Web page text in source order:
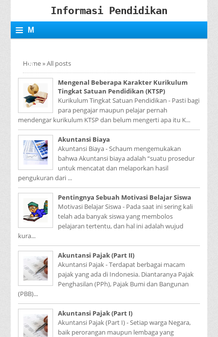
Informasi Pendidikan
≡ M
N
U
Home»All posts
Mengenal Beberapa Karakter Kurikulum
Tingkat Satuan Pendidikan (KTSP)
Kurikulum Tingkat Satuan Pendidikan - Pasti bagi
para pengajar maupun pelajar pernah
mendengar kurikulum KTSP dan belum mengerti apa itu K...
Akuntansi Biaya
Akuntansi Biaya - Schaum mengemukakan
bahwa Akuntansi biaya adalah “suatu prosedur
untuk mencatat dan melaporkan hasil
pengukuran dari ...
Pentingnya Sebuah Motivasi Belajar Siswa
Motivasi Belajar Siswa - Pada saat ini sering kali
telah ada banyak siswa yang membolos
pelajaran tertentu, dan hal ini adalah wujud
kura...
Akuntansi Pajak (Part II)
Akuntansi Pajak - Terdapat berbagai macam
pajak yang ada di Indonesia. Diantaranya Pajak
Penghasilan (PPh), Pajak Bumi dan Bangunan
(PBB)...
Akuntansi Pajak (Part I)
Akuntansi Pajak (Part I) - Setiap warga Negara,
baik perorangan maupun lembaga yang